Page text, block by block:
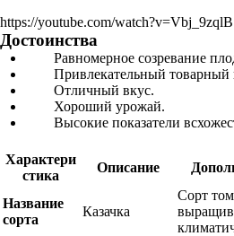
https://youtube.com/
Достоинства
Равномерное созревание
Привлекательный товарный
Отличный вкус.
Хороший урожай.
Высокие показатели
Характери
стика
Описание
Название
сорта
Казачка
Сорт